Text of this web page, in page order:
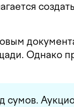
Однако
сумов.